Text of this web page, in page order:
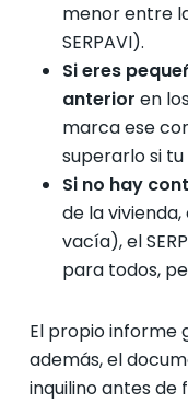
menor entre
SERPAVI).
Si eres
anterior en
marca ese
superarlo si
Si no hay
de la
vacía), el
para todos,
El propio informe
además, el
inquilino antes